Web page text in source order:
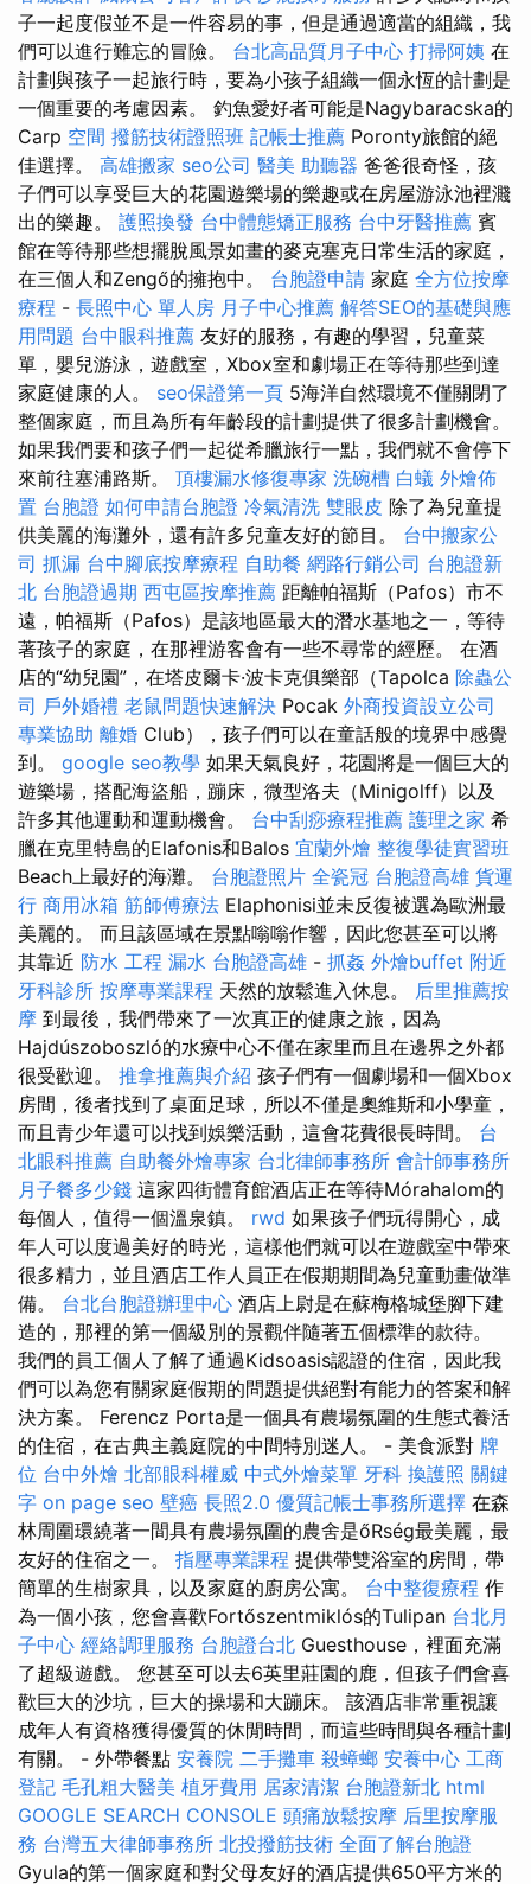
子一起度假並不是一件容易的事，但是通過適當的組織，我
們可以進行難忘的冒險。 台北高品質月子中心 打掃阿姨 在
計劃與孩子一起旅行時，要為小孩子組織一個永恆的計劃是
一個重要的考慮因素。 釣魚愛好者可能是Nagybaracska的
Carp 空間 撥筋技術證照班 記帳士推薦 Poronty旅館的絕
佳選擇。 高雄搬家 seo公司 醫美 助聽器 爸爸很奇怪，孩
子們可以享受巨大的花園遊樂場的樂趣或在房屋游泳池裡濺
出的樂趣。 護照換發 台中體態矯正服務 台中牙醫推薦 賓
館在等待那些想擺脫風景如畫的麥克塞克日常生活的家庭，
在三個人和Zengő的擁抱中。 台胞證申請 家庭 全方位按摩
療程 - 長照中心 單人房 月子中心推薦 解答SEO的基礎與應
用問題 台中眼科推薦 友好的服務，有趣的學習，兒童菜
單，嬰兒游泳，遊戲室，Xbox室和劇場正在等待那些到達
家庭健康的人。 seo保證第一頁 5海洋自然環境不僅關閉了
整個家庭，而且為所有年齡段的計劃提供了很多計劃機會。
如果我們要和孩子們一起從希臘旅行一點，我們就不會停下
來前往塞浦路斯。 頂樓漏水修復專家 洗碗槽 白蟻 外燴佈
置 台胞證 如何申請台胞證 冷氣清洗 雙眼皮 除了為兒童提
供美麗的海灘外，還有許多兒童友好的節目。 台中搬家公
司 抓漏 台中腳底按摩療程 自助餐 網路行銷公司 台胞證新
北 台胞證過期 西屯區按摩推薦 距離帕福斯（Pafos）市不
遠，帕福斯（Pafos）是該地區最大的潛水基地之一，等待
著孩子的家庭，在那裡游客會有一些不尋常的經歷。 在酒
店的“幼兒園”，在塔皮爾卡·波卡克俱樂部（Tapolca 除蟲公
司 戶外婚禮 老鼠問題快速解決 Pocak 外商投資設立公司
專業協助 離婚 Club），孩子們可以在童話般的境界中感覺
到。 google seo教學 如果天氣良好，花園將是一個巨大的
遊樂場，搭配海盜船，蹦床，微型洛夫（Minigolff）以及
許多其他運動和運動機會。 台中刮痧療程推薦 護理之家 希
臘在克里特島的Elafonis和Balos 宜蘭外燴 整復學徒實習班
Beach上最好的海灘。 台胞證照片 全瓷冠 台胞證高雄 貨運
行 商用冰箱 筋師傅療法 Elaphonisi並未反復被選為歐洲最
美麗的。 而且該區域在景點嗡嗡作響，因此您甚至可以將
其靠近 防水 工程 漏水 台胞證高雄 - 抓姦 外燴buffet 附近
牙科診所 按摩專業課程 天然的放鬆進入休息。 后里推薦按
摩 到最後，我們帶來了一次真正的健康之旅，因為
Hajdúszoboszló的水療中心不僅在家里而且在邊界之外都
很受歡迎。 推拿推薦與介紹 孩子們有一個劇場和一個Xbox
房間，後者找到了桌面足球，所以不僅是奧維斯和小學童，
而且青少年還可以找到娛樂活動，這會花費很長時間。 台
北眼科推薦 自助餐外燴專家 台北律師事務所 會計師事務所
月子餐多少錢 這家四街體育館酒店正在等待Mórahalom的
每個人，值得一個溫泉鎮。 rwd 如果孩子們玩得開心，成
年人可以度過美好的時光，這樣他們就可以在遊戲室中帶來
很多精力，並且酒店工作人員正在假期期間為兒童動畫做準
備。 台北台胞證辦理中心 酒店上尉是在蘇梅格城堡腳下建
造的，那裡的第一個級別的景觀伴隨著五個標準的款待。
我們的員工個人了解了通過Kidsoasis認證的住宿，因此我
們可以為您有關家庭假期的問題提供絕對有能力的答案和解
決方案。 Ferencz Porta是一個具有農場氛圍的生態式養活
的住宿，在古典主義庭院的中間特別迷人。 - 美食派對 牌
位 台中外燴 北部眼科權威 中式外燴菜單 牙科 換護照 關鍵
字 on page seo 壁癌 長照2.0 優質記帳士事務所選擇 在森
林周圍環繞著一間具有農場氛圍的農舍是őRség最美麗，最
友好的住宿之一。 指壓專業課程 提供帶雙浴室的房間，帶
簡單的生樹家具，以及家庭的廚房公寓。 台中整復療程 作
為一個小孩，您會喜歡Fortőszentmiklós的Tulipan 台北月
子中心 經絡調理服務 台胞證台北 Guesthouse，裡面充滿
了超級遊戲。 您甚至可以去6英里莊園的鹿，但孩子們會喜
歡巨大的沙坑，巨大的操場和大蹦床。 該酒店非常重視讓
成年人有資格獲得優質的休閒時間，而這些時間與各種計劃
有關。 - 外帶餐點 安養院 二手攤車 殺蟑螂 安養中心 工商
登記 毛孔粗大醫美 植牙費用 居家清潔 台胞證新北 html
GOOGLE SEARCH CONSOLE 頭痛放鬆按摩 后里按摩服
務 台灣五大律師事務所 北投撥筋技術 全面了解台胞證
Gyula的第一個家庭和對父母友好的酒店提供650平方米的